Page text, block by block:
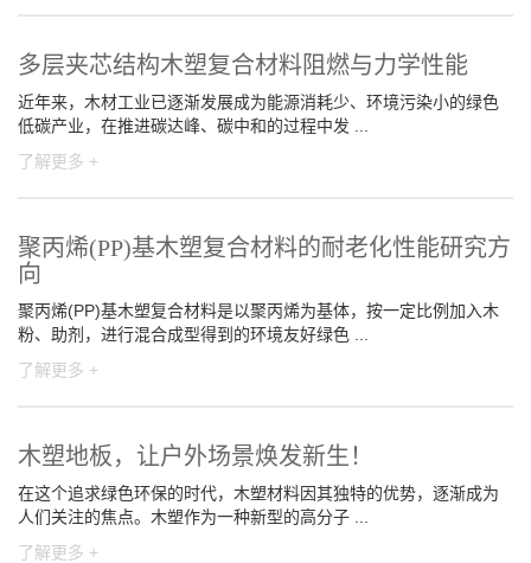
多层夹芯结构木塑复合材料阻燃与力学性能
近年来，木材工业已逐渐发展成为能源消耗少、环境污染小的绿色
低碳产业，在推进碳达峰、碳中和的过程中发 ...
了解更多 +
聚丙烯(PP)基木塑复合材料的耐老化性能研究方
向
聚丙烯(PP)基木塑复合材料是以聚丙烯为基体，按一定比例加入木
粉、助剂，进行混合成型得到的环境友好绿色 ...
了解更多 +
木塑地板，让户外场景焕发新生！
在这个追求绿色环保的时代，木塑材料因其独特的优势，逐渐成为
人们关注的焦点。木塑作为一种新型的高分子 ...
了解更多 +